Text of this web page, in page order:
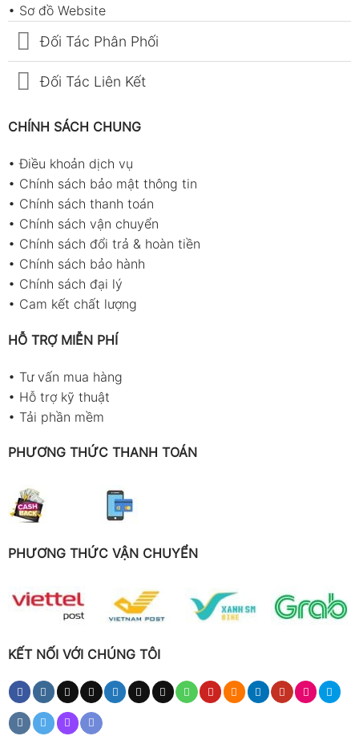
• Sơ đồ Website
Đối Tác Phân Phối
Đối Tác Liên Kết
CHÍNH SÁCH CHUNG
•Điều khoản dịch vụ
• Chính sách bảo mật thông tin
• Chính sách thanh toán
• Chính sách vận chuyển
• Chính sách đổi trả & hoàn tiền
• Chính sách bảo hành
• Chính sách đại lý
• Cam kết chất lượng
HỖ TRỢ MIỄN PHÍ
• Tư vấn mua hàng
• Hỗ trợ kỹ thuật
• Tải phần mềm
PHƯƠNG THỨC THANH TOÁN
PHƯƠNG THỨC VẬN CHUYỂN
KẾT NỐI VỚI CHÚNG TÔI